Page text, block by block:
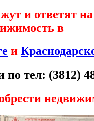
и ответят
в
и
по тел: (3812)